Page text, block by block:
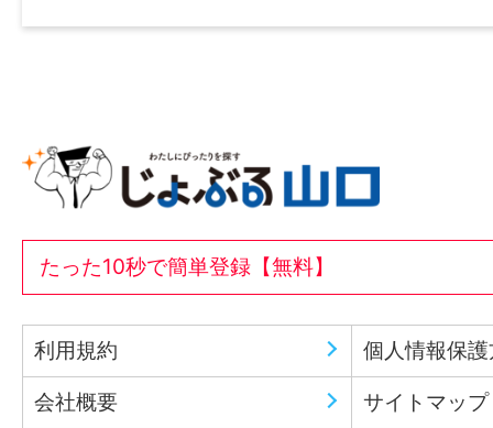
たった10秒で簡単登録【無料】
利用規約 個人情報保
会社概要 サイトマップ